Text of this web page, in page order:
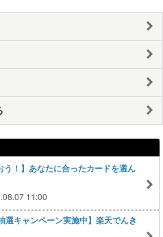
う！】あなたに合ったカードを選ん
11:00
選キャンペーン実施中】楽天でんき